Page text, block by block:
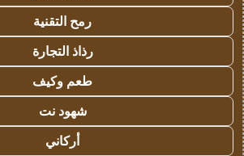
رمح التقنية
رذاذ التجارة
طعم وكيف
شهود نت
أركاني